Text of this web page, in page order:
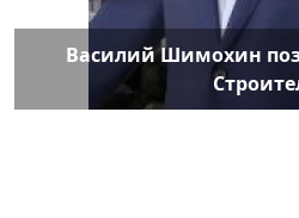
Василий Шимохин